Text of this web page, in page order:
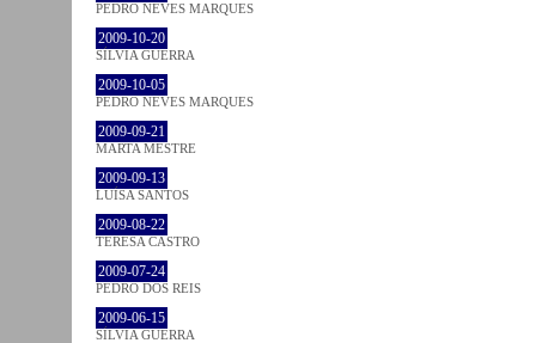
PEDRO NEVES MARQUES
2009-10-20
SÍLVIA GUERRA
2009-10-05
PEDRO NEVES MARQUES
2009-09-21
MARTA MESTRE
2009-09-13
LUÍSA SANTOS
2009-08-22
TERESA CASTRO
2009-07-24
PEDRO DOS REIS
2009-06-15
SÍLVIA GUERRA